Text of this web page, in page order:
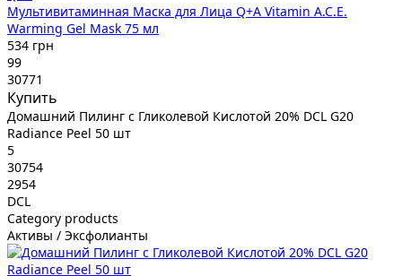
Мультивитаминная Маска для Лица Q+A Vitamin A.C.E.
Warming Gel Mask 75 мл
534 грн
99
30771
Купить
Домашний Пилинг с Гликолевой Кислотой 20% DCL G20
Radiance Peel 50 шт
5
30754
2954
DCL
Category products
Активы / Эксфолианты